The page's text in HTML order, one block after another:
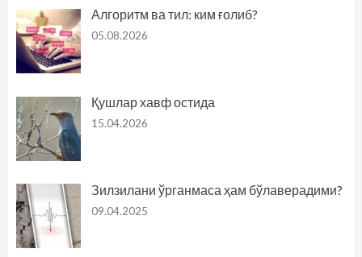
Алгоритм ва тил: ким ғолиб?
05.08.2026
Қушлар хавф остида
15.04.2026
Зилзилани ўрганмаса ҳам бўлаверадими?
09.04.2025